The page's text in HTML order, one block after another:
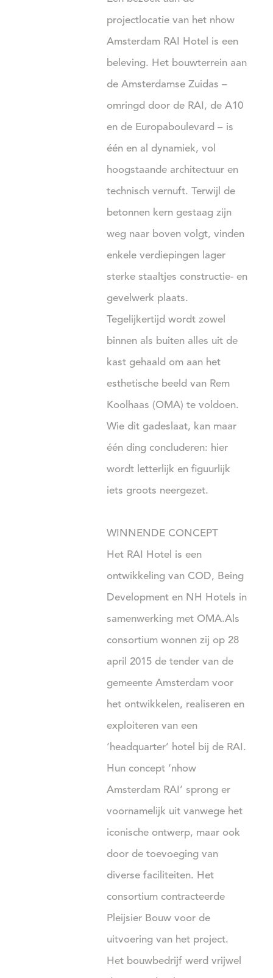
projectlocatie van het nhow
Amsterdam RAI Hotel is een
beleving. Het bouwterrein aan
de Amsterdamse Zuidas –
omringd door de RAI, de A10
en de Europaboulevard – is
één en al dynamiek, vol
hoogstaande architectuur en
technisch vernuft. Terwijl de
betonnen kern gestaag zijn
weg naar boven volgt, vinden
enkele verdiepingen lager
sterke staaltjes constructie- en
gevelwerk plaats.
Tegelijkertijd wordt zowel
binnen als buiten alles uit de
kast gehaald om aan het
esthetische beeld van Rem
Koolhaas (OMA) te voldoen.
Wie dit gadeslaat, kan maar
één ding concluderen: hier
wordt letterlijk en figuurlijk
iets groots neergezet.
WINNENDE CONCEPT
Het RAI Hotel is een
ontwikkeling van COD, Being
Development en NH Hotels in
samenwerking met OMA.Als
consortium wonnen zij op 28
april 2015 de tender van de
gemeente Amsterdam voor
het ontwikkelen, realiseren en
exploiteren van een
‘headquarter’ hotel bij de RAI.
Hun concept ‘nhow
Amsterdam RAI’ sprong er
voornamelijk uit vanwege het
iconische ontwerp, maar ook
door de toevoeging van
diverse faciliteiten. Het
consortium contracteerde
Pleijsier Bouw voor de
uitvoering van het project.
Het bouwbedrijf werd vrijwel